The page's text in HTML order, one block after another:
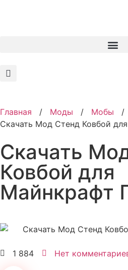
Главная / Моды / Мобы
/
Скачать Мод Стенд Ковбой
Скачать
Ковбой для
Майнкрафт
1 884 Нет